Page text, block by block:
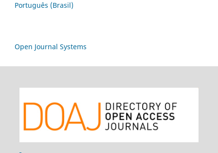
Português (Brasil)
Open Journal Systems